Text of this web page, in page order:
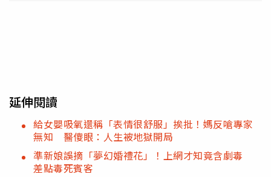
延伸閱讀
給女嬰吸氧還稱「表情很舒服」挨批！媽反嗆專家
無知 醫傻眼：人生被地獄開局
準新娘誤摘「夢幻婚禮花」！上網才知竟含劇毒
差點毒死賓客